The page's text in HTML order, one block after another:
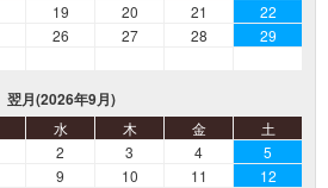
19 20 21
22
26 27 28
29
翌月(2026年9月)
水 木 金
土
2 3 4
5
9 10 11
12